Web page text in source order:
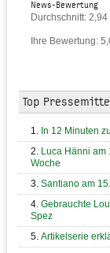
News-Bewertung
Durchschnitt: 2,94
Ihre Bewertung:
Top
In 12 Minuten
Luca Hänni am
Woche
Santiano am
Gebrauchte
Spez
Artikelserie